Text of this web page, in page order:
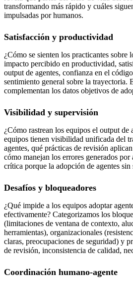
transformando más rápido y cuáles
impulsadas por humanos.
Satisfacción y productividad
¿Cómo se sienten los practicantes sobre
impacto percibido en productividad,
output de agentes, confianza en el
sentimiento general sobre la trayectoria.
complementan los datos objetivos de
Visibilidad y supervisión
¿Cómo rastrean los equipos el output de
equipos tienen visibilidad unificada del
agentes, qué prácticas de revisión
cómo manejan los errores generados por
crítica porque la adopción de agentes
Desafíos y bloqueadores
¿Qué impide a los equipos adoptar
efectivamente? Categorizamos los
(limitaciones de ventana de contexto,
herramientas), organizacionales
claras, preocupaciones de seguridad) y
de revisión, inconsistencia de calidad,
Coordinación humano-agente